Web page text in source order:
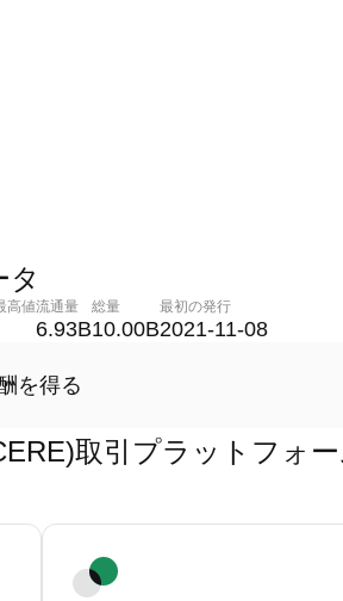
タ
高値流通量
6.93B
総量
10.00B
最初の発行
2021-11-08
を得る
取引プラットフォー